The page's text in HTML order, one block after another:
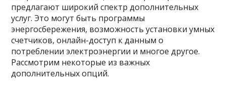
предлагают широкий спектр дополнительных
услуг. Это могут быть программы
энергосбережения, возможность установки умных
счетчиков, онлайн-доступ к данным о
потреблении электроэнергии и многое другое.
Рассмотрим некоторые из важных
дополнительных опций.